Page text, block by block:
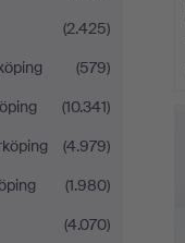
(2.425)
(579)
(10.341)
(4.979)
(1.980)
(4.070)